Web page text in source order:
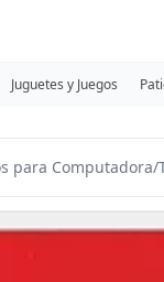
Juguetes y Juegos
para Computadora/